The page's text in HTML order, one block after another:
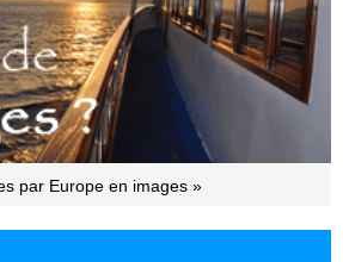
par Europe en images »